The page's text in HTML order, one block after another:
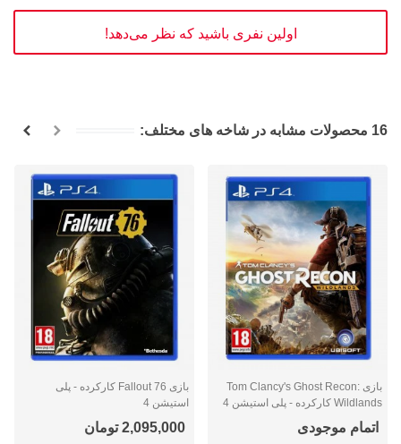
اولین نفری باشید که نظر می‌دهد!
16 محصولات مشابه در شاخه های مختلف:
بازی Tom Clancy's Ghost Recon:
Wildlands کارکرده - پلی استیشن 4
اتمام موجودی
بازی Fallout 76 کارکرده - پلی
استیشن 4
2,095,000 تومان